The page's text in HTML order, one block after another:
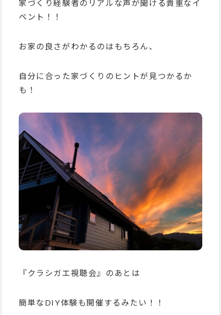
家づくり経験者のリアルな声が聞ける貴重なイ
ベント！！
お家の良さがわかるのはもちろん、
自分に合った家づくりのヒントが見つかるか
も！
『クラシガエ視聴会』のあとは
簡単なDIY体験も開催するみたい！！